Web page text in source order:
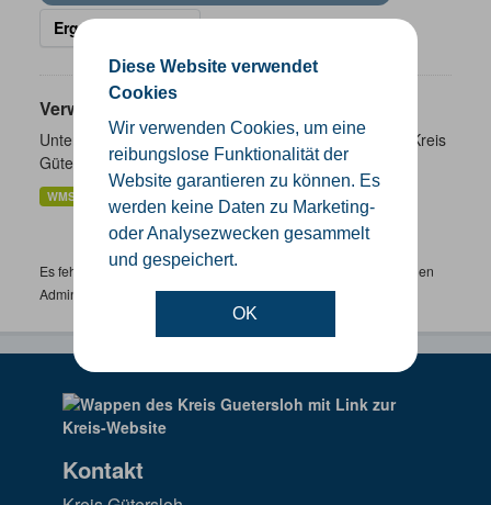
Diese Website verwendet
Cookies
Wir verwenden Cookies, um eine
reibungslose Funktionalität der
Website garantieren zu können. Es
werden keine Daten zu Marketing-
oder Analysezwecken gesammelt
und gespeichert.
OK
Ergebnisse filtern
Verwaltungsgrenzen
Unterschiedliche Ebenen der Verwaltungsgrenzen im Kreis
Gütersloh
WMS GeoJSON KML
Es fehlen spezifische Datensätze? Wenden Sie sich bitte an einen
Administrator unter:support.gis@kreis-guetersloh.de
Kontakt